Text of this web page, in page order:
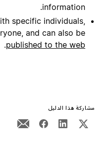
information.
specific individuals,
and can also be
published to the web
.
مشاركة هذا الدليل